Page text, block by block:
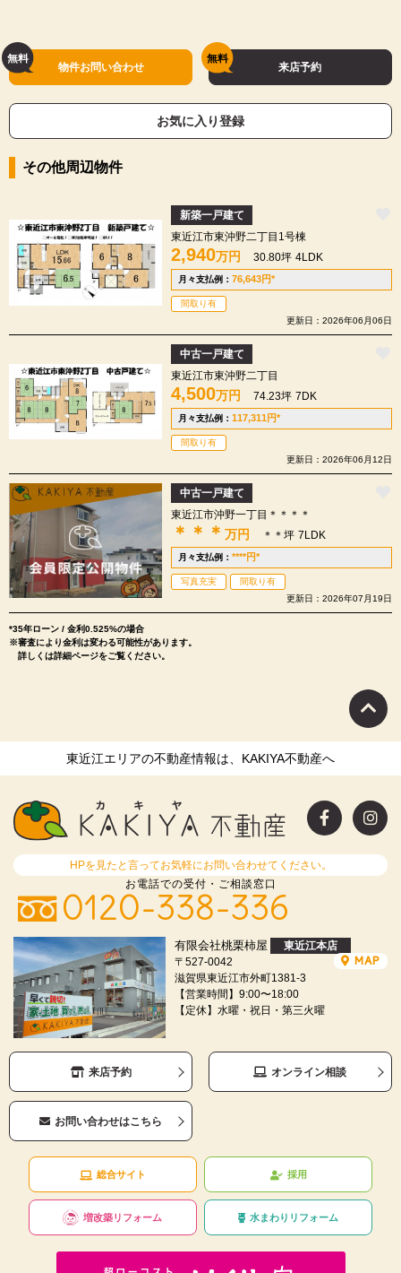
物件お問い合わせ 来店予約
お気に入り登録
その他周辺物件
新築一戸建て
東近江市東沖野二丁目1号棟
2,940万円 30.80坪 4LDK
月々支払例：76,643円*
間取り有
更新日：2026年06月06日
中古一戸建て
東近江市東沖野二丁目
4,500万円 74.23坪 7DK
月々支払例：117,311円*
間取り有
更新日：2026年06月12日
中古一戸建て
東近江市沖野一丁目＊＊＊＊
＊＊＊万円 ＊＊坪 7LDK
月々支払例：****円*
写真充実
間取り有
更新日：2026年07月19日
*35年ローン / 金利0.525%の場合
※審査により金利は変わる可能性があります。
詳しくは詳細ページをご覧ください。
東近江エリアの不動産情報は、KAKIYA不動産へ
HPを見たと言ってお気軽にお問い合わせてください。
お電話での受付・ご相談窓口
0120-338-336
有限会社桃栗柿屋
東近江本店
〒527-0042
滋賀県東近江市外町1381-3
【営業時間】9:00〜18:00
【定休】水曜・祝日・第三火曜
MAP
来店予約 オンライン相談
お問い合わせはこちら
総合サイト 採用
増改築リフォーム 水まわりリフォーム